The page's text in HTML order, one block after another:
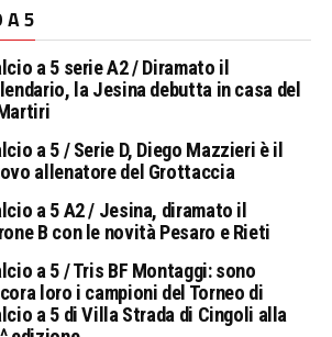
A 5
a 5 serie A2 / Diramato il
la Jesina debutta in casa del
a 5 / Serie D, Diego Mazzieri è il
allenatore del Grottaccia
a 5 A2 / Jesina, diramato il
B con le novità Pesaro e Rieti
a 5 / Tris BF Montaggi: sono
loro i campioni del Torneo di
a 5 di Villa Strada di Cingoli alla